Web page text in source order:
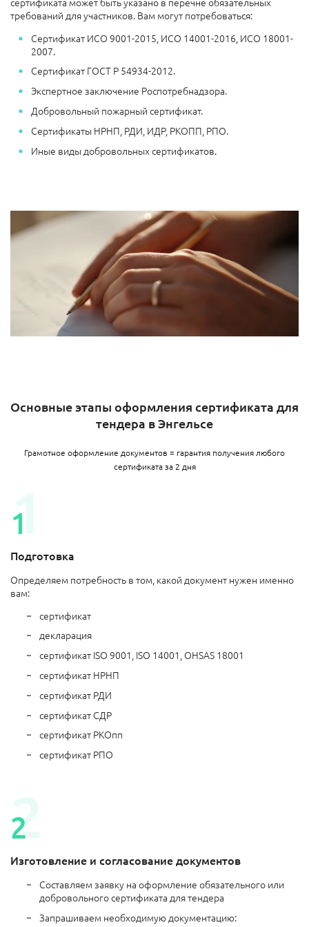
требований для участников. Вам могут потребоваться:
Сертификат ИСО 9001-2015, ИСО 14001-2016, ИСО 18001-
2007.
Сертификат ГОСТ Р 54934-2012.
Экспертное заключение Роспотребнадзора.
Добровольный пожарный сертификат.
Сертификаты НРНП, РДИ, ИДР, РКОПП, РПО.
Иные виды добровольных сертификатов.
Основные этапы оформления сертификата для
тендера в Энгельсе
Грамотное оформление документов = гарантия получения любого
сертификата за 2 дня
Подготовка
Определяем потребность в том, какой документ нужен именно
вам:
сертификат
декларация
сертификат ISO 9001, ISO 14001, OHSAS 18001
сертификат НРНП
сертификат РДИ
сертификат СДР
сертификат РКОпп
сертификат РПО
Изготовление и согласование документов
Составляем заявку на оформление обязательного или
добровольного сертификата для тендера
Запрашиваем необходимую документацию: